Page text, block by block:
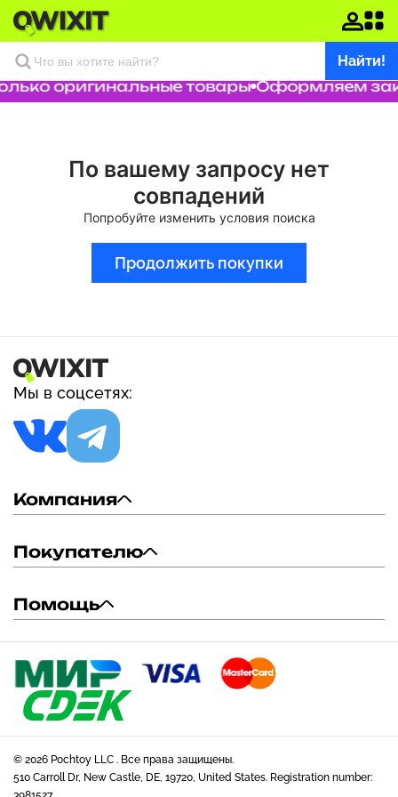
Найти!
оригинальные товары Оформляем
По вашему запросу нет
совпадений
Попробуйте изменить условия поиска
Продолжить покупки
Мы в соцсетях:
Компания
Покупателю
Помощь
© 2026 Pochtoy LLC . Все права защищены.
510 Carroll Dr, New Castle, DE, 19720, United States. Registration number: